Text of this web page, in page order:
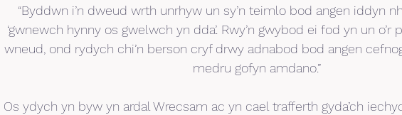
“Byddwn i’n dweud wrth unrhyw un sy’n teimlo bod angen iddyn
‘gwnewch hynny os gwelwch yn dda’. Rwy’n gwybod ei fod yn un o’r
wneud, ond rydych chi’n berson cryf drwy adnabod bod angen
medru gofyn amdano.”
Os ydych yn byw yn ardal Wrecsam ac yn cael trafferth gyda’ch